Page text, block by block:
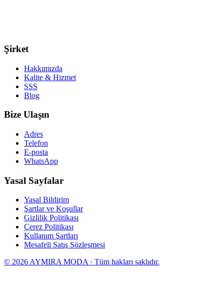
Şirket
Hakkımızda
Kalite & Hizmet
SSS
Blog
Bize Ulaşın
Adres
Telefon
E-posta
WhatsApp
Yasal Sayfalar
Yasal Bildirim
Şartlar ve Koşullar
Gizlilik Politikası
Çerez Politikası
Kullanım Şartları
Mesafeli Satış Sözleşmesi
© 2026 AYMIRA MODA · Tüm hakları saklıdır.